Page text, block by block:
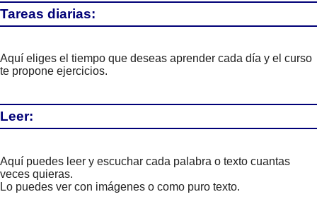
Tareas diarias:
Aquí eliges el tiempo que deseas aprender cada día y el curso
te propone ejercicios.
Leer:
Aquí puedes leer y escuchar cada palabra o texto cuantas
veces quieras.
Lo puedes ver con imágenes o como puro texto.